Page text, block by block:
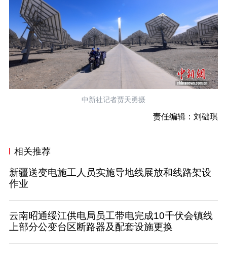
中新社记者贾天勇摄
责任编辑：刘础琪
相关推荐
新疆送变电施工人员实施导地线展放和线路架设
作业
云南昭通绥江供电局员工带电完成10千伏会镇线
上部分公变台区断路器及配套设施更换